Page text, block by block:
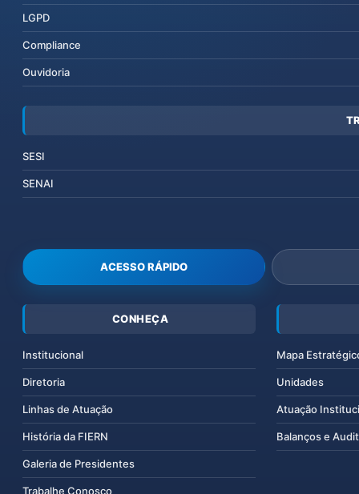
LGPD
Compliance
Ouvidoria
SESI
SENAI
ACESSO RÁPIDO
CONHEÇA
Institucional
Diretoria
Linhas de Atuação
História da FIERN
Galeria de Presidentes
Trabalhe Conosco
Mapa
Unidades
Atuação
Balanços e